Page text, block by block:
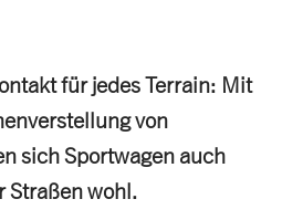
für jedes Terrain: Mit
von
sich Sportwagen auch
Straßen wohl.